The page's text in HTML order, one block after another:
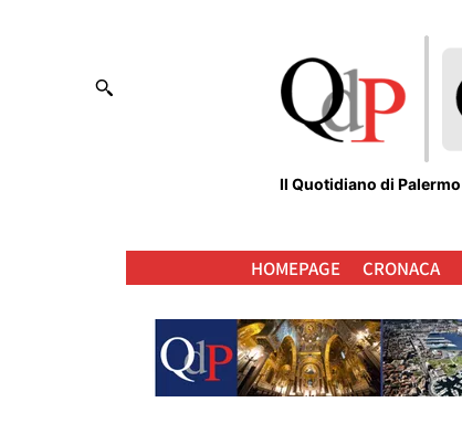
Il Quotidiano di Palermo
HOMEPAGE CRONACA